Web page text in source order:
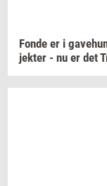
Fonde er i
jek­ter - nu er det